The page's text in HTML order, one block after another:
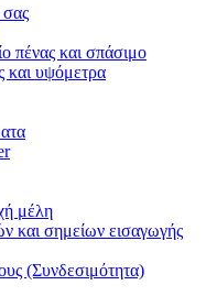
σας
πένας και σπάσιμο
και υψόμετρα
μέλη
και σημείων εισαγωγής
(Συνδεσιμότητα)